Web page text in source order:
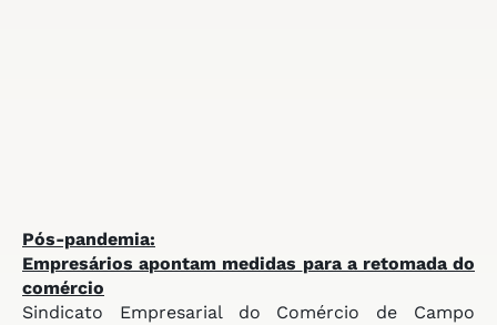
Pós-pandemia:
Empresários apontam medidas para a retomada do
comércio
Sindicato Empresarial do Comércio de Campo